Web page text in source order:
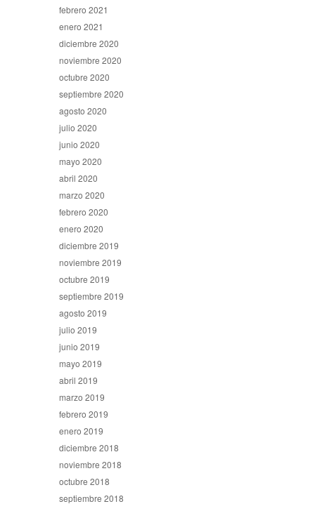
febrero 2021
enero 2021
diciembre 2020
noviembre 2020
octubre 2020
septiembre 2020
agosto 2020
julio 2020
junio 2020
mayo 2020
abril 2020
marzo 2020
febrero 2020
enero 2020
diciembre 2019
noviembre 2019
octubre 2019
septiembre 2019
agosto 2019
julio 2019
junio 2019
mayo 2019
abril 2019
marzo 2019
febrero 2019
enero 2019
diciembre 2018
noviembre 2018
octubre 2018
septiembre 2018